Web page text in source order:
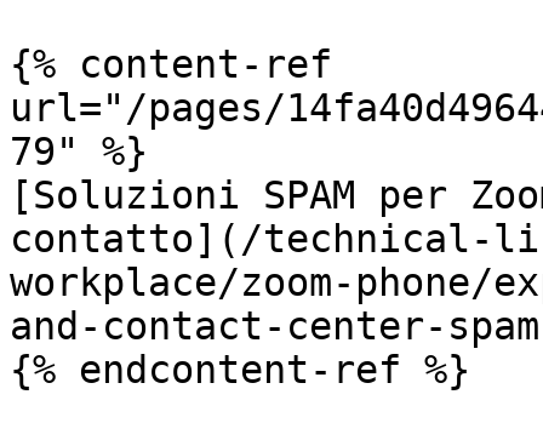
{% content-ref
url="/pages/
79" %}
[Soluzioni SPAM per
contatto](/technical-
workplace/zoom-phone/
and-contact-center-
{% endcontent-ref %}